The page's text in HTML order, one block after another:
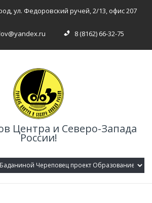
ул. Федоровский ручей, 2/13, офис 207
8 (8162) 66-32-75
Центра и Северо-Запада
России!